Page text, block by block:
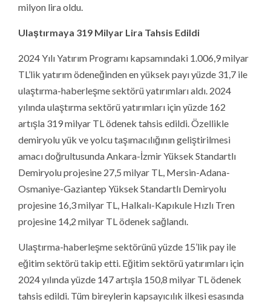
milyon lira oldu.
Ulaştırmaya 319 Milyar Lira Tahsis Edildi
2024 Yılı Yatırım Programı kapsamındaki 1.006,9 milyar
TL’lik yatırım ödeneğinden en yüksek payı yüzde 31,7 ile
ulaştırma-haberleşme sektörü yatırımları aldı. 2024
yılında ulaştırma sektörü yatırımları için yüzde 162
artışla 319 milyar TL ödenek tahsis edildi. Özellikle
demiryolu yük ve yolcu taşımacılığının geliştirilmesi
amacı doğrultusunda Ankara-İzmir Yüksek Standartlı
Demiryolu projesine 27,5 milyar TL, Mersin-Adana-
Osmaniye-Gaziantep Yüksek Standartlı Demiryolu
projesine 16,3 milyar TL, Halkalı-Kapıkule Hızlı Tren
projesine 14,2 milyar TL ödenek sağlandı.
Ulaştırma-haberleşme sektörünü yüzde 15’lik pay ile
eğitim sektörü takip etti. Eğitim sektörü yatırımları için
2024 yılında yüzde 147 artışla 150,8 milyar TL ödenek
tahsis edildi. Tüm bireylerin kapsayıcılık ilkesi esasında